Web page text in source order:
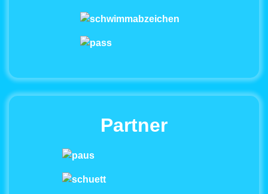
Partner